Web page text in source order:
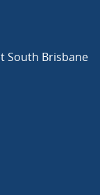
South Brisbane